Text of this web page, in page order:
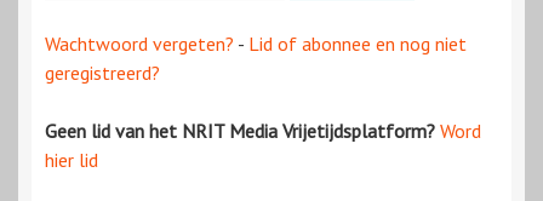
Wachtwoord vergeten? - Lid of abonnee en nog niet
geregistreerd?
Geen lid van het NRIT Media Vrijetijdsplatform? Word
hier lid